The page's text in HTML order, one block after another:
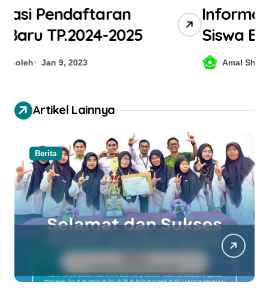
Informasi Pendaftaran
Siswa Baru TP.2024-2025
Amal Sholeh
Artikel Lainnya
Berita